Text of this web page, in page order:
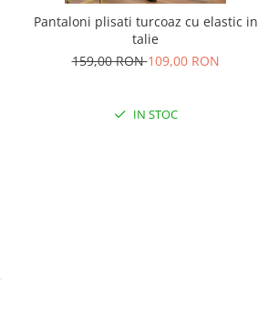
Pantaloni plisati turcoaz cu elastic in
talie
159,00 RON109,00 RON
IN STOC